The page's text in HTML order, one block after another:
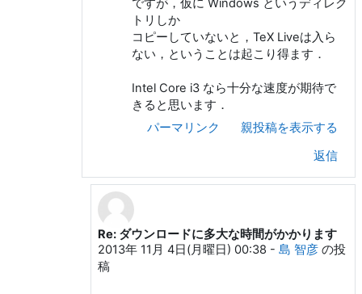
ですが，仮に Windows というディレク
トリしか
コピーしていないと，TeX Liveは入ら
ない，ということは起こり得ます．
Intel Core i3 なら十分な速度が期待で
きると思います．
パーマリンク
親投稿を表示する
返信
KUROKI Yusuke への返信
Re: ダウンロードに多大な時間がかかります
2013年 11月 4日(月曜日) 00:38 - 島 智彦の投
稿